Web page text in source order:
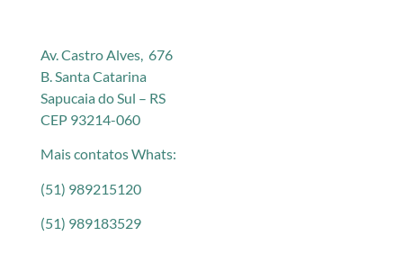
Av. Castro Alves, 676
B. Santa Catarina
Sapucaia do Sul – RS
CEP 93214-060
Mais contatos Whats:
(51) 989215120
(51) 989183529